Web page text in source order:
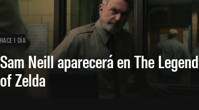
HACE 1 DÍA
Sam Neill aparecerá en The Legend
of Zelda